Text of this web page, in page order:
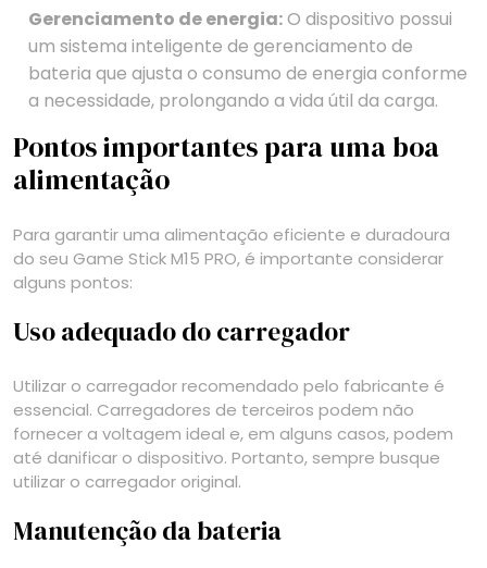
Gerenciamento de energia:O dispositivo possui
um sistema inteligente de gerenciamento de
bateria que ajusta o consumo de energia conforme
a necessidade, prolongando a vida útil da carga.
Pontos importantes para uma boa
alimentação
Para garantir uma alimentação eficiente e duradoura
do seu Game Stick M15 PRO, é importante considerar
alguns pontos:
Uso adequado do carregador
Utilizar o carregador recomendado pelo fabricante é
essencial. Carregadores de terceiros podem não
fornecer a voltagem ideal e, em alguns casos, podem
até danificar o dispositivo. Portanto, sempre busque
utilizar o carregador original.
Manutenção da bateria